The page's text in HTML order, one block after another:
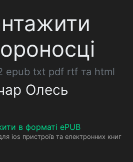
epub txt pdf rtf та html
Олесь
в форматі ePUB
ios пристроїв та електронних книг